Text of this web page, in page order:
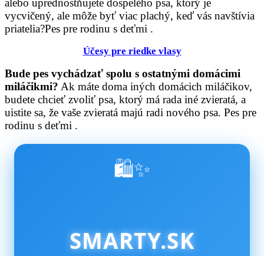
alebo uprednostňujete dospelého psa, ktorý je
vycvičený, ale môže byť viac plachý, keď vás navštívia
priatelia?Pes pre rodinu s deťmi .
Účesy pre riedke vlasy
Bude pes vychádzať spolu s ostatnými domácimi
miláčikmi? Ak máte doma iných domácich miláčikov,
budete chcieť zvoliť psa, ktorý má rada iné zvieratá, a
uistite sa, že vaše zvieratá majú radi nového psa. Pes pre
rodinu s deťmi .
🛍️✨
SMARTY.SK